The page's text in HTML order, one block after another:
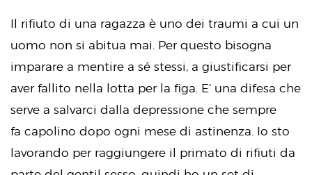
Il rifiuto di una ragazza è uno dei traumi a cui un
uomo non si abitua mai. Per questo bisogna
imparare a mentire a sé stessi, a giustificarsi per
aver fallito nella lotta per la figa. E’ una difesa che
serve a salvarci dalla depressione che sempre
fa capolino dopo ogni mese di astinenza. Io sto
lavorando per raggiungere il primato di rifiuti da